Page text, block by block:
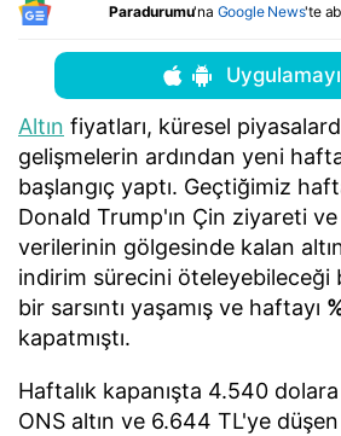
Paradurumu'na Google News'te
Altın fiyatları, küresel
gelişmelerin ardından yeni
başlangıç yaptı. Geçtiğimiz
Donald Trump'ın Çin ziyareti
verilerinin gölgesinde kalan
indirim sürecini öteleyebileceği
bir sarsıntı yaşamış ve haftayı
kapatmıştı.
Haftalık kapanışta 4.540
ONS altın ve 6.644 TL'ye